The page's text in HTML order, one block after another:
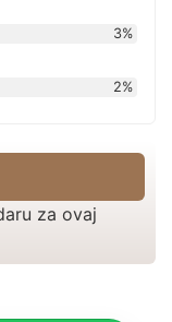
3%
2%
za ovaj